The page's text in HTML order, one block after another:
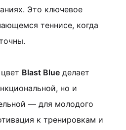
Это ключевое
теннисе, когда
Blast Blue делает
но и
— для молодого
к тренировкам и